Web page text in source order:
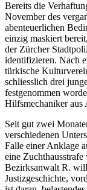
Bereits die
November des
abenteuerlichen
einzig maskiert
der Zürcher
identifizieren. Nach
türkische
schliesslich drei
festgenommen
Hilfsmechaniker aus
Seit gut zwei
verschiedenen
Falle einer Anklage
eine
Bezirksanwalt R.
Justizgeschichte,